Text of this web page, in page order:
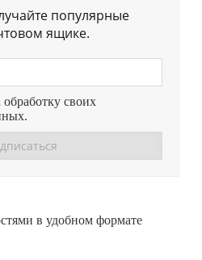
популярные
ящике.
обработку своих
в удобном формате